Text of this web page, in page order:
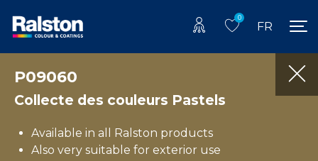
0
FR
P09060
Collecte des couleurs Pastels
Available in all Ralston products
Also very suitable for exterior use